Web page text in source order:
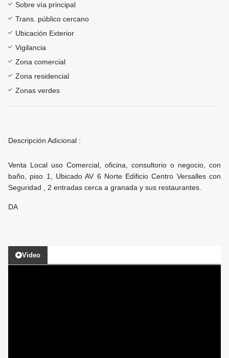
Sobre vía principal
Trans. público cercano
Ubicación Exterior
Vigilancia
Zona comercial
Zona residencial
Zonas verdes
Descripción Adicional :
Venta Local uso Comercial, oficina, consultorio o negocio, con
baño, piso 1, Ubicado AV 6 Norte Edificio Centro Versalles con
Seguridad , 2 entradas cerca a granada y sus restaurantes.
DA
Video